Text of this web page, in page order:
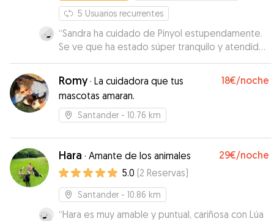
5 Usuarios recurrentes
“Sandra ha cuidado de Pinyol estupendamente.
Se ve que ha estado súper tranquilo y atendido.
Durante todo el tiempo nos ha mandado fotos y
se le veia disfrutando. Gracias!!
Romy· La cuidadora que tus
mascotas amaran.
18€/noche
Santander - 10.76 km
Hara · Amante de los animales 29€/noche
5.0 (2 Reservas)
Santander - 10.86 km
“Hara es muy amable y puntual, cariñosa con Lúa